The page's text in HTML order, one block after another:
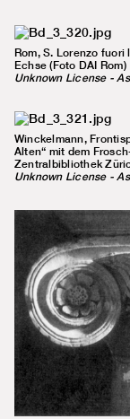
Rom, S. Lorenzo
Echse (Foto DAI Rom)
Unknown License -
Winckelmann,
Alten“ mit dem
Zentralbibliothek
Unknown License -